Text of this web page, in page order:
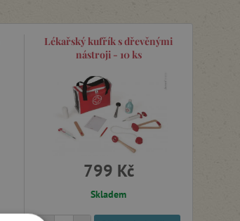
Lékařský kufřík s dřevěnými
nástroji - 10 ks
799 Kč
Skladem